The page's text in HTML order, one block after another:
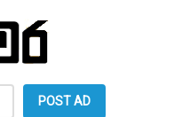
POST AD